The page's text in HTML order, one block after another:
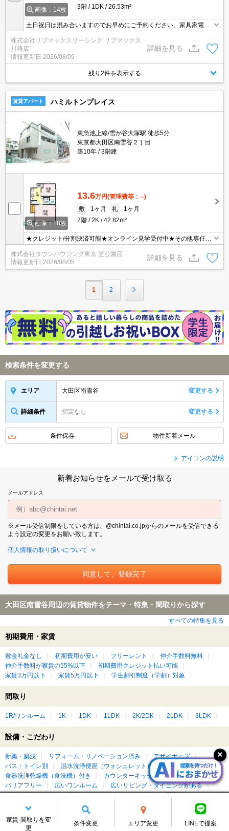
画像：14枚
3階
1DK 26.53m²
土日祝日は混み合いますのでお早めにご予約ください。家具家電
付・転勤者・新婚・学生向け物件多数取扱有。
株式会社リブマックスリーシング リブマックス
川崎店
情報更新日 2026/08/09
詳細を見る
残り2件を表示する
賃貸アパート ハミルトンプレイス
東急池上線/雪が谷大塚駅 徒歩5分
東京都大田区南雪谷２丁目
築10年
3階建
画像：18枚
13.6万円(管理費等：--)
敷
1ヶ月 礼
1ヶ月
2階
2K 42.82m²
★クレジット/分割決済可能★オンライン見学受付中★その他専任物
件多数ございます★
株式会社タウンハウジング東京 芝公園店
情報更新日 2026/08/05
詳細を見る
1 2
家賃·間取りを変
更
条件変更 エリア変更 LINEで提案
検索条件を変更する
エリア 大田区南雪谷 変更する
詳細条件 指定なし 変更する
条件保存 物件新着メール
アイコンの説明
新着お知らせをメールで受け取る
メールアドレス
※メール受信制限をしている方は、@chintai.co.jpからのメールを受信できる
よう設定の変更をお願い致します。
個人情報の取り扱いについて
大田区南雪谷周辺の賃貸物件をテーマ・特集・間取りから探す
すべての特集を見る
初期費用・家賃
敷金礼金なし 初期費用が安い フリーレント
仲介手数料無料
仲介手数料が家賃の55%以下
初期費用クレジット払い可能
家賃3万円以下
家賃5万円以下 学生割引制度（学割）対象
間取り
1R/ワンルーム 1K 1DK 1LDK 2K/2DK 2LDK 3LDK
設備・こだわり
新築・築浅 リフォーム・リノベーション済み
デザイナーズ
バス・トイレ別
温水洗浄便座（ウォシュレット）付き
食器洗浄乾燥機（食洗機）付き
カウンターキッチン付き
収納重視
バリアフリー
広いワンルーム
広いリビング・ダイニングがある
ベランダ・バルコニー付き
ルーフバルコニー付き
屋上付き
ペット可・ペット相談可
楽器相談可 ピアノ相談可
もっと見る